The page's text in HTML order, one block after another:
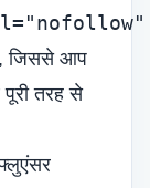
जिससे आप
पूरी तरह से